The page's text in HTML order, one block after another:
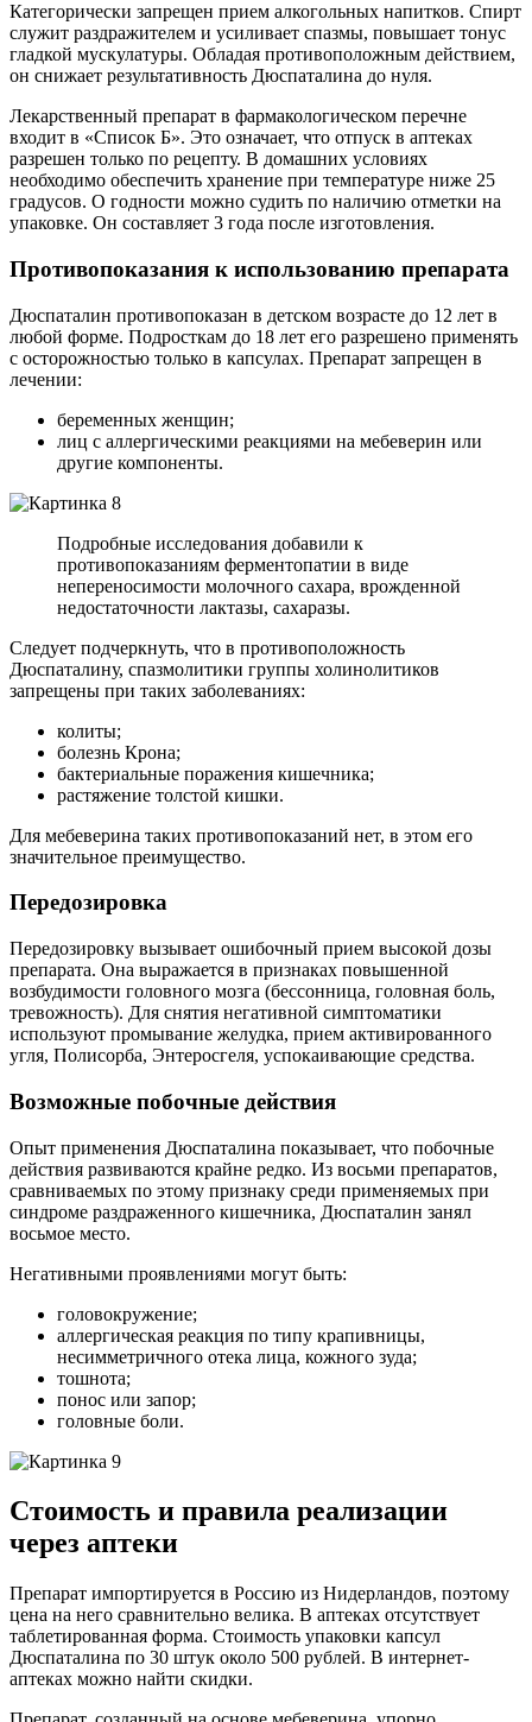
Категорически запрещен прием алкогольных напитков. Спирт
служит раздражителем и усиливает спазмы, повышает тонус
гладкой мускулатуры. Обладая противоположным действием,
он снижает результативность Дюспаталина до нуля.
Лекарственный препарат в фармакологическом перечне
входит в «Список Б». Это означает, что отпуск в аптеках
разрешен только по рецепту. В домашних условиях
необходимо обеспечить хранение при температуре ниже 25
градусов. О годности можно судить по наличию отметки на
упаковке. Он составляет 3 года после изготовления.
Противопоказания к использованию препарата
Дюспаталин противопоказан в детском возрасте до 12 лет в
любой форме. Подросткам до 18 лет его разрешено применять
с осторожностью только в капсулах. Препарат запрещен в
лечении:
беременных женщин;
лиц с аллергическими реакциями на мебеверин или
другие компоненты.
Подробные исследования добавили к
противопоказаниям ферментопатии в виде
непереносимости молочного сахара, врожденной
недостаточности лактазы, сахаразы.
Следует подчеркнуть, что в противоположность
Дюспаталину, спазмолитики группы холинолитиков
запрещены при таких заболеваниях:
колиты;
болезнь Крона;
бактериальные поражения кишечника;
растяжение толстой кишки.
Для мебеверина таких противопоказаний нет, в этом его
значительное преимущество.
Передозировка
Передозировку вызывает ошибочный прием высокой дозы
препарата. Она выражается в признаках повышенной
возбудимости головного мозга (бессонница, головная боль,
тревожность). Для снятия негативной симптоматики
используют промывание желудка, прием активированного
угля, Полисорба, Энтеросгеля, успокаивающие средства.
Возможные побочные действия
Опыт применения Дюспаталина показывает, что побочные
действия развиваются крайне редко. Из восьми препаратов,
сравниваемых по этому признаку среди применяемых при
синдроме раздраженного кишечника, Дюспаталин занял
восьмое место.
Негативными проявлениями могут быть:
головокружение;
аллергическая реакция по типу крапивницы,
несимметричного отека лица, кожного зуда;
тошнота;
понос или запор;
головные боли.
Стоимость и правила реализации
через аптеки
Препарат импортируется в Россию из Нидерландов, поэтому
цена на него сравнительно велика. В аптеках отсутствует
таблетированная форма. Стоимость упаковки капсул
Дюспаталина по 30 штук около 500 рублей. В интернет-
аптеках можно найти скидки.